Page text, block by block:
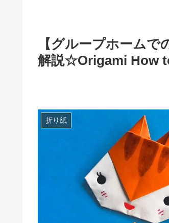
【グループホーム
解説☆Origami How
折り紙